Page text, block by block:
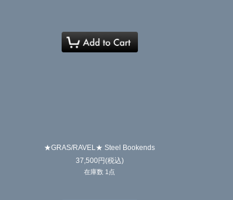
★GRAS/RAVEL★ Steel Bookends
37,500円(税込)
在庫数 1点